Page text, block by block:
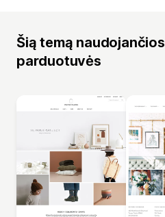
Šią temą naudojančios
parduotuvės